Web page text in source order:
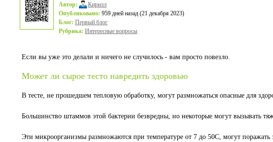
Автор:
Кирилл
Опубликовано: 959 дней назад (21 декабря 2023)
Блог: Первый блог
Рубрика: Интересные вопросы
Если вы уже это делали и ничего не случилось - вам просто повезло.
Может ли сырое тесто навредить здоровью
В тесте, не прошедшем тепловую обработку, могут размножаться опасные для
Большинство штаммов этой бактерии безвредны, но некоторые могут вызывать
Эти микроорганизмы размножаются при температуре от 7 до 50С, могут